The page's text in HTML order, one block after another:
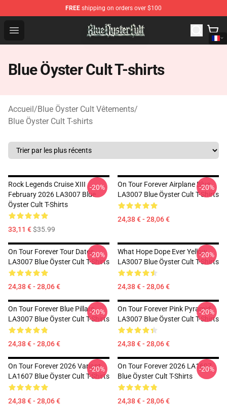
FREE shipping on orders over $100
Open menu
Blue Öyster Cult Store - Official Blue Öyster Cult
Blue Öyster Cult T-shirts
Accueil/Blue Öyster Cult Vêtements/
Blue Öyster Cult T-shirts
Rock Legends Cruise XIII
February 2026 LA3007 Blue
Öyster Cult T-Shirts
33,11 €$35.99
-20%
On Tour Forever Airplane Blue
LA3007 Blue Öyster Cult T-Shirts
24,38 € - 28,06 €
-20%
On Tour Forever Tour Dates
LA3007 Blue Öyster Cult T-Shirts
24,38 € - 28,06 €
-20%
What Hope Dope Ever Yellow
LA3007 Blue Öyster Cult T-Shirts
24,38 € - 28,06 €
-20%
On Tour Forever Blue Pillars
LA3007 Blue Öyster Cult T-Shirts
24,38 € - 28,06 €
-20%
On Tour Forever Pink Pyramid
LA3007 Blue Öyster Cult T-Shirts
24,38 € - 28,06 €
-20%
On Tour Forever 2026 Variant
LA1607 Blue Öyster Cult T-Shirts
24,38 € - 28,06 €
-20%
On Tour Forever 2026 LA1607
Blue Öyster Cult T-Shirts
24,38 € - 28,06 €
-20%